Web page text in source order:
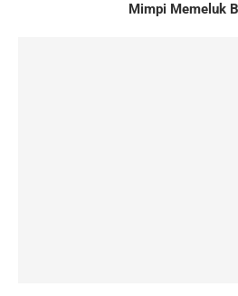
Mimpi Memeluk